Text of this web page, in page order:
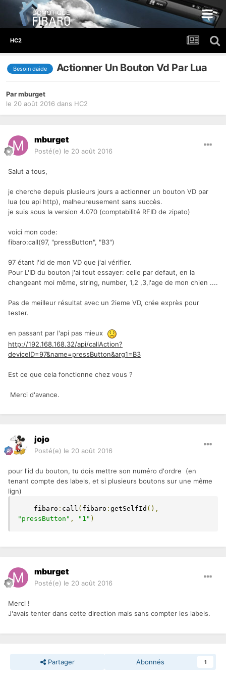
HC2
Besoin daide Actionner Un Bouton Vd Par Lua
Parmburget
le 20 août 2016 dans HC2
mburget
Posté(e) le 20 août 2016
Salut a tous,
je cherche depuis plusieurs jours a actionner un bouton VD par
lua (ou api http), malheureusement sans succès.
je suis sous la version 4.070 (comptabilité RFID de zipato)
voici mon code:
fibaro:call(97, "pressButton", "B3")
97 étant l'id de mon VD que j'ai vérifier.
Pour L'ID du bouton j'ai tout essayer: celle par defaut, en la
changeant moi même, string, number, 1,2 ,3,l'age de mon chien ....
Pas de meilleur résultat avec un 2ieme VD, crée exprès pour
tester.
en passant par l'api pas mieux
http://192.168.168.32/api/callAction?
deviceID=97&name=pressButton&arg1=B3
Est ce que cela fonctionne chez vous ?
Merci d'avance.
jojo
Posté(e) le 20 août 2016
pour l'id du bouton, tu dois mettre son numéro d'ordre (en
tenant compte des labels, et si plusieurs boutons sur une même
lign)
    fibaro
: call ( fibaro : getSelfId (),
"pressButton" , "1" )
mburget
Posté(e) le 20 août 2016
Merci !
J'avais tenter dans cette direction mais sans compter les labels.
Partager Abonnés 1